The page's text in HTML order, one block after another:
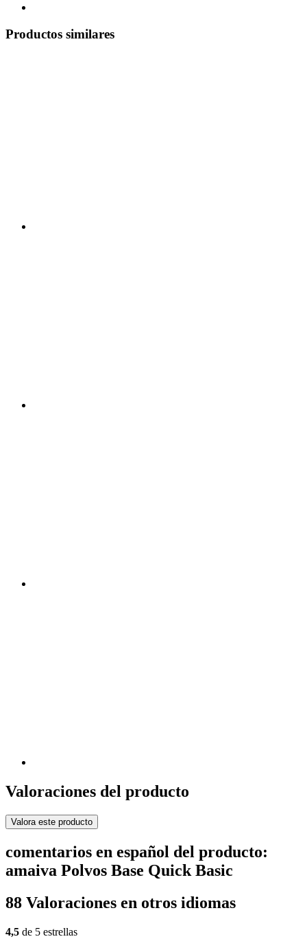
Productos similares
Valoraciones del producto
Valora este producto
comentarios en español del producto:
amaiva Polvos Base Quick Basic
88 Valoraciones en otros idiomas
4,5 de 5 estrellas